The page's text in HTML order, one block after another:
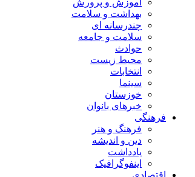
آموزش و پرورش
بهداشت و سلامت
چندرسانه ای
سلامت و جامعه
حوادث
محیط زیست
انتخابات
سینما
خوزستان
خبرهای بانوان
فرهنگی
فرهنگ و هنر
دین و اندیشه
یادداشت
اینفوگرافیک
اقتصادی